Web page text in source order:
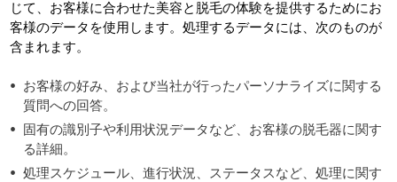
じて、お客様に合わせた美容と脱毛の体験を提供するためにお
客様のデータを使用します。処理するデータには、次のものが
含まれます。
お客様の好み、および当社が行ったパーソナライズに関する
質問への回答。
固有の識別子や利用状況データなど、お客様の脱毛器に関す
る詳細。
処理スケジュール、進行状況、ステータスなど、処理に関す